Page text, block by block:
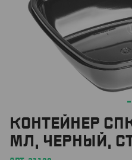
КОНТЕЙНЕР
МЛ, ЧЕРНЫЙ,